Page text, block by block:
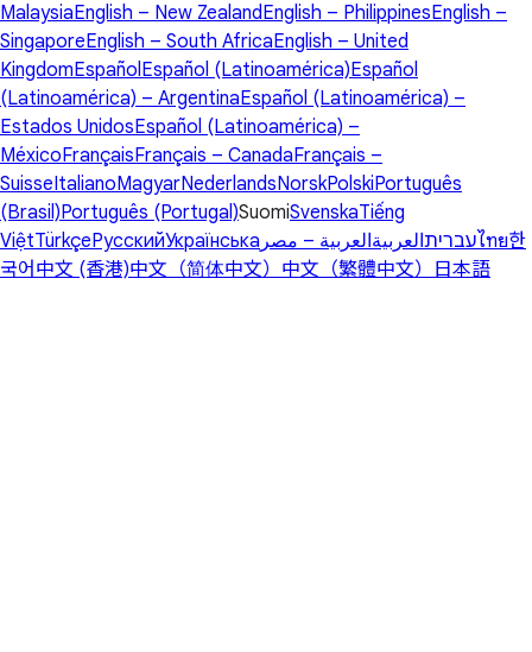
MalaysiaEnglish – New ZealandEnglish – PhilippinesEnglish –
SingaporeEnglish – South AfricaEnglish – United
KingdomEspañolEspañol (Latinoamérica)Español
(Latinoamérica) – ArgentinaEspañol (Latinoamérica) –
Estados UnidosEspañol (Latinoamérica) –
MéxicoFrançaisFrançais – CanadaFrançais –
SuisseItalianoMagyarNederlandsNorskPolskiPortuguês
(Brasil)Português (Portugal)SuomiSvenskaTiếng
ViệtTürkçeРусскийУкраїнська עבריתالعربيةالعربية – مصر ไทย한
국어 中文 (香港)中文（简体中文） 中文（繁體中文） 日本語